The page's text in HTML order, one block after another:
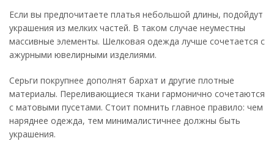
Если вы предпочитаете платья небольшой длины, подойдут
украшения из мелких частей. В таком случае неуместны
массивные элементы. Шелковая одежда лучше сочетается с
ажурными ювелирными изделиями.
Серьги покрупнее дополнят бархат и другие плотные
материалы. Переливающиеся ткани гармонично сочетаются
с матовыми пусетами. Стоит помнить главное правило: чем
наряднее одежда, тем минималистичнее должны быть
украшения.